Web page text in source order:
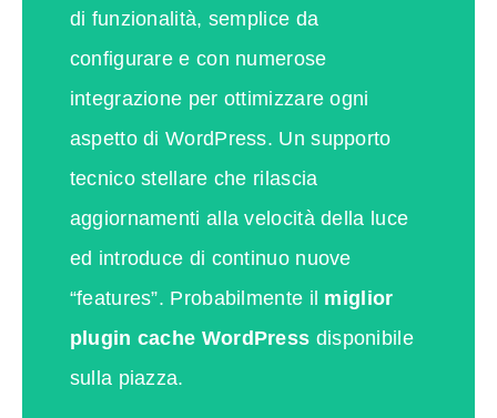
di funzionalità, semplice da
configurare e con numerose
integrazione per ottimizzare ogni
aspetto di WordPress. Un supporto
tecnico stellare che rilascia
aggiornamenti alla velocità della luce
ed introduce di continuo nuove
“features”. Probabilmente il miglior
plugin cache WordPress disponibile
sulla piazza.